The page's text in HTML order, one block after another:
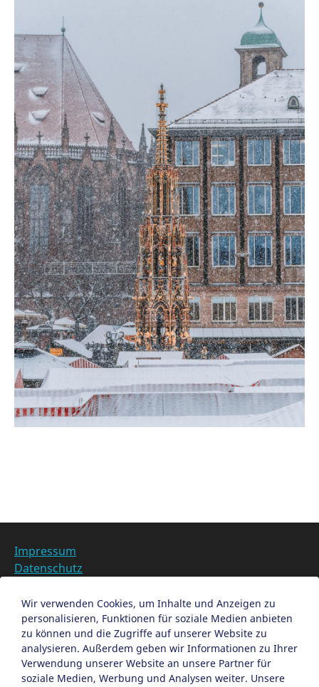
Impressum
Datenschutz
Datenschutzeinstellungen anpassen
EN
Ein Projekt der Congress- und Tourismus-Zentrale
Nürnberg
Wir verwenden Cookies, um Inhalte und Anzeigen zu
personalisieren, Funktionen für soziale Medien anbieten
zu können und die Zugriffe auf unserer Website zu
analysieren. Außerdem geben wir Informationen zu Ihrer
Verwendung unserer Website an unsere Partner für
soziale Medien, Werbung und Analysen weiter. Unsere